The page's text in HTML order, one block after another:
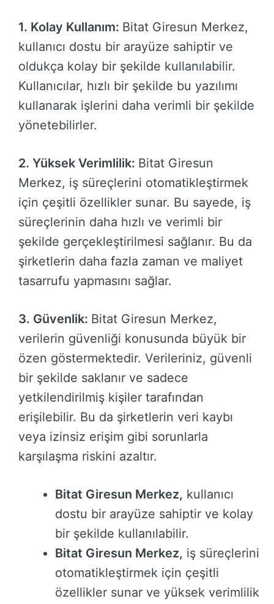
1. Kolay Kullanım: Bitat Giresun Merkez,
kullanıcı dostu bir arayüze sahiptir ve
oldukça kolay bir şekilde kullanılabilir.
Kullanıcılar, hızlı bir şekilde bu yazılımı
kullanarak işlerini daha verimli bir şekilde
yönetebilirler.
2. Yüksek Verimlilik: Bitat Giresun
Merkez, iş süreçlerini otomatikleştirmek
için çeşitli özellikler sunar. Bu sayede, iş
süreçlerinin daha hızlı ve verimli bir
şekilde gerçekleştirilmesi sağlanır. Bu da
şirketlerin daha fazla zaman ve maliyet
tasarrufu yapmasını sağlar.
3. Güvenlik: Bitat Giresun Merkez,
verilerin güvenliği konusunda büyük bir
özen göstermektedir. Verileriniz, güvenli
bir şekilde saklanır ve sadece
yetkilendirilmiş kişiler tarafından
erişilebilir. Bu da şirketlerin veri kaybı
veya izinsiz erişim gibi sorunlarla
karşılaşma riskini azaltır.
Bitat Giresun Merkez, kullanıcı
dostu bir arayüze sahiptir ve kolay
bir şekilde kullanılabilir.
Bitat Giresun Merkez, iş süreçlerini
otomatikleştirmek için çeşitli
özellikler sunar ve yüksek verimlilik